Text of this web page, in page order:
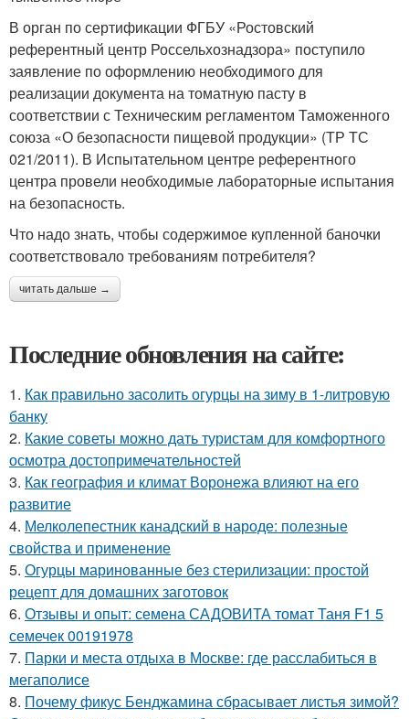
В орган по сертификации ФГБУ «Ростовский
референтный центр Россельхознадзора» поступило
заявление по оформлению необходимого для
реализации документа на томатную пасту в
соответствии с Техническим регламентом Таможенного
союза «О безопасности пищевой продукции» (ТР ТС
021/2011). В Испытательном центре референтного
центра провели необходимые лабораторные испытания
на безопасность.
Что надо знать, чтобы содержимое купленной баночки
соответствовало требованиям потребителя?
читать дальше →
Последние обновления на сайте:
1. Как правильно засолить огурцы на зиму в 1-литровую
банку
2. Какие советы можно дать туристам для комфортного
осмотра достопримечательностей
3. Как география и климат Воронежа влияют на его
развитие
4. Мелколепестник канадский в народе: полезные
свойства и применение
5. Огурцы маринованные без стерилизации: простой
рецепт для домашних заготовок
6. Отзывы и опыт: семена САДОВИТА томат Таня F1 5
семечек 00191978
7. Парки и места отдыха в Москве: где расслабиться в
мегаполисе
8. Почему фикус Бенджамина сбрасывает листья зимой?